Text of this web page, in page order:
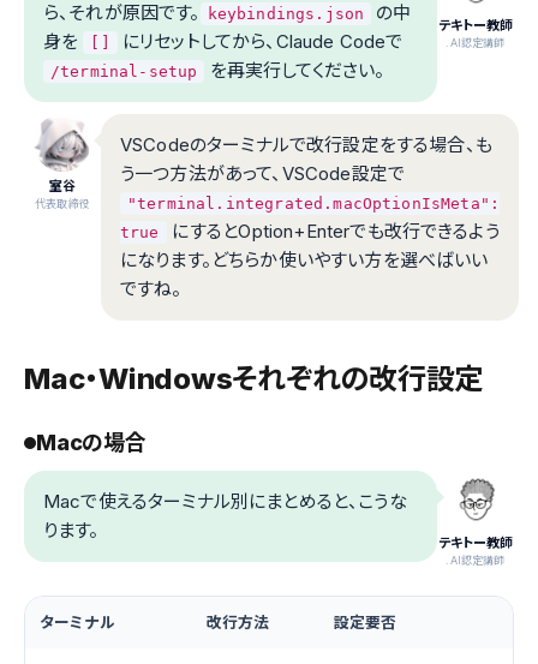
テキトー教師
.AI認定講師
ら、それが原因です。
keybindings.json
の中
身を
にリセットしてから、Claude Codeで
/terminal-setup を再実行してください。
室谷
代表取締役
VSCodeのターミナルで改行設定をする場合、も
う一つ方法があって、VSCode設定で
"terminal.integrated.macOptionIsMeta":
true
にするとOption+Enterでも改行できるよう
になります。どちらか使いやすい方を選べばいい
ですね。
Mac・Windowsそれぞれの改行設定
Macの場合
テキトー教師
.AI認定講師
Macで使えるターミナル別にまとめると、こうな
ります。
ターミナル 改行方法 設定要否